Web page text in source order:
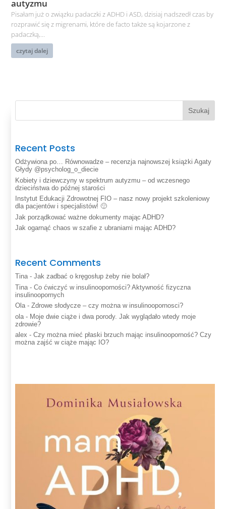
autyzmu
Pisałam już o związku padaczki z ADHD i ASD, dzisiaj nadszedł czas by
rozprawić się z migrenami, które de facto także są kojarzone z
padaczką,...
czytaj dalej
Szukaj
Recent Posts
Odżywiona po… Równowadze – recenzja najnowszej książki Agaty
Głydy @psycholog_o_diecie
Kobiety i dziewczyny w spektrum autyzmu – od wczesnego
dzieciństwa do późnej starości
Instytut Edukacji Zdrowotnej FIO – nasz nowy projekt szkoleniowy
dla pacjentów i specjalistów! 🙂
Jak porządkować ważne dokumenty mając ADHD?
Jak ogarnąć chaos w szafie z ubraniami mając ADHD?
Recent Comments
Tina-Jak zadbać o kręgosłup żeby nie bolał?
Tina -Co ćwiczyć w insulinooporności? Aktywność fizyczna
insulinoopornych
Ola-Zdrowe słodycze – czy można w insulinoopornosci?
ola - Moje dwie ciąże i dwa porody. Jak wyglądało wtedy moje
zdrowie?
alex -Czy można mieć płaski brzuch mając insulinooporność? Czy
można zajść w ciąże mając IO?